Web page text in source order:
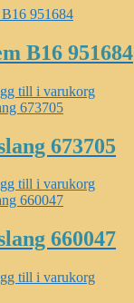
B16 951684
till i varukorg
673705
till i varukorg
660047
till i varukorg